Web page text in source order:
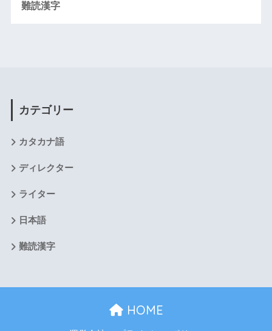
難読漢字
カテゴリー
カタカナ語
ディレクター
ライター
日本語
難読漢字
HOME